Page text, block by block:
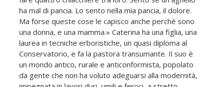
ha mal di pancia. Lo sento nella mia pancia, il dolore.
Ma forse queste cose le capisco anche perché sono
una donna, e una mamma.» Caterina ha una figlia, una
laurea in tecniche erboristiche, un quasi diploma al
Conservatorio, e fa la pastora transumante. Il suo è
un mondo antico, rurale e anticonformista, popolato
da gente che non ha voluto adeguarsi alla modernità,